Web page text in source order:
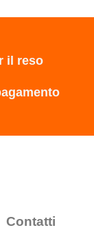
il reso
Contatti